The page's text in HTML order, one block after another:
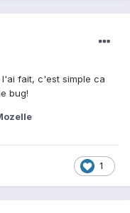
fait, c'est simple ca
bug!
1